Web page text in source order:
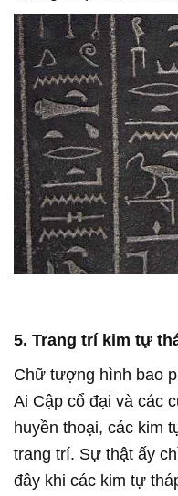
5. Trang trí kim tự
Chữ tượng hình bao
Ai Cập cổ đại và các
huyền thoại, các kim
trang trí. Sự thật ấy
đây khi các kim tự